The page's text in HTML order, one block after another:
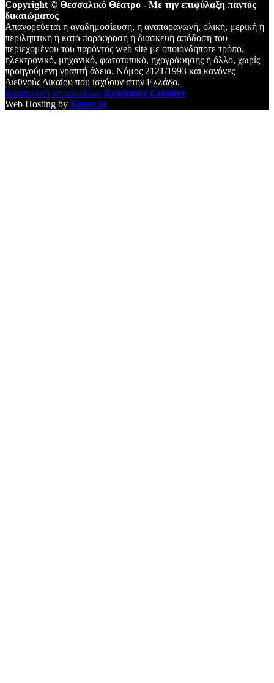
Copyright © Θεσσαλικό Θέατρο - Με την επιφύλαξη παντός
δικαιώματος
Απαγορεύεται η αναδημοσίευση, η αναπαραγωγή, ολική, μερική ή
περιληπτική ή κατά παράφραση ή διασκευή απόδοση του
περιεχομένου του παρόντος web site με οποιονδήποτε τρόπο,
ηλεκτρονικό, μηχανικό, φωτοτυπικό, ηχογράφησης ή άλλο, χωρίς
προηγούμενη γραπτή άδεια. Νόμος 2121/1993 και κανόνες
Διεθνούς Δικαίου που ισχύουν στην Ελλάδα.
Κατασκευή ιστοσελίδων Readmore Creative
Web Hosting by Konet.gr